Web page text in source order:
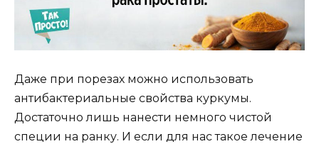
Даже при порезах можно использовать
антибактериальные свойства куркумы.
Достаточно лишь нанести немного чистой
специи на ранку. И если для нас такое лечение